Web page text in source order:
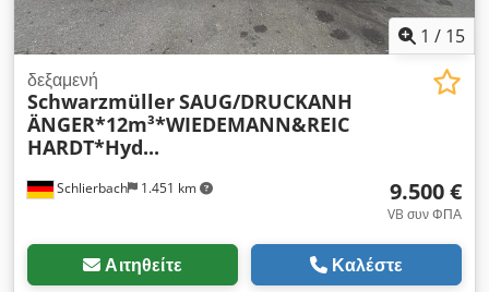
1 / 15
Schlierbach 1.451 km
δεξαμενή
SchwarzmüllerSAUG/DRUCKANH
ÄNGER*12m³*WIEDEMANN&REIC
HARDT*Hyd...
9.500 €
VB συν ΦΠΑ
Αιτηθείτε Καλέστε